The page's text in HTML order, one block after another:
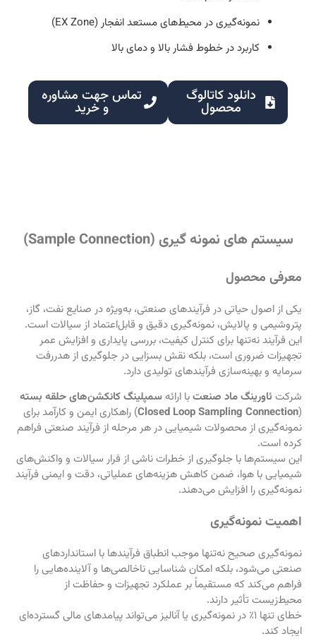
نمونه‌گیری در محیط‌های مستعد انفجار (EX Zone)
کاربرد در خطوط فشار بالا و دمای بالا
دانلود کاتالوگ
محصول
تماس جهت مشاوره
و خرید
سیستم‌ های نمونه‌ گیری (Sample Connection)
معرفی محصول
یکی از اصول حیاتی در فرآیندهای صنعتی، به‌ویژه در صنایع نفت، گاز،
پتروشیمی و پالایش، نمونه‌گیری دقیق و قابل‌اعتماد از سیالات است.
این فرآیند نه‌تنها برای کنترل کیفیت، بررسی پایداری و افزایش عمر
تجهیزات ضروری است، بلکه نقش بسزایی در جلوگیری از هدررفت
سرمایه و بهینه‌سازی فرآیندهای تولیدی دارد.
شرکت ئاورینگ ماد صنعتبا ارائهسمپلینگ کانکشن‌های حلقه بسته
(
Closed Loop Sampling Connection) راهکاری ایمن و کارآمد برای
نمونه‌گیری از محصولات شیمیایی در هر مرحله از فرآیند صنعتی فراهم
کرده است.
این سیستم‌ها با جلوگیری از خطرات ناشی از فرار سیالات و واکنش‌های
شیمیایی با هوا، ضمن کاهش هزینه‌های عملیاتی، دقت و ایمنی فرآیند
نمونه‌گیری را افزایش می‌دهند.
اهمیت نمونه‌گیری
نمونه‌گیری صحیح نه‌تنها موجب انطباق فرآیندها با استانداردهای
صنعتی می‌شود، بلکه امکان شناسایی ناخالصی‌ها و آلاینده‌هایی را
فراهم می‌کند که مستقیماً بر عملکرد تجهیزات و حفاظت از
محیط‌زیست تأثیر دارند.
خطای تنها ۱٪ در نمونه‌گیری یا آنالیز می‌تواند پیامدهای مالی گسترده‌ای
ایجاد کند.